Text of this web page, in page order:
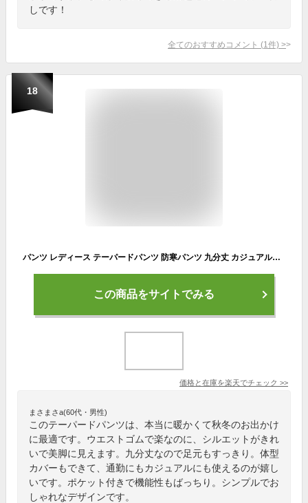
しです！
全てのおすすめコメント (1 件) >
18
パンツ レディース テーパードパンツ 防寒パンツ 九分丈 カジュアルパンツ 無地パンツ ボトムス ウエストゴム ルーズ ポケット付き きれいめ 美脚 暖かい 通勤 体型カバー おしゃれ シンプル お出かけ 秋冬新作送料無料
この商品をサイトでみる
価格と在庫を楽天でチェック >>
まさまさa(60代・男性)
このテーパードパンツは、本当に暖かくて秋冬のお出かけ
に最適です。ウエストゴムで楽なのに、シルエットがきれ
いで美脚に見えます。九分丈なので足元もすっきり。体型
カバーもできて、通勤にもカジュアルにも使えるのが嬉し
いです。ポケット付きで機能性もばっちり。シンプルでお
しゃれなデザインです。